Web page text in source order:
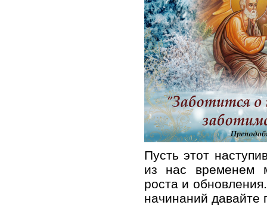
Пусть этот
из нас временем
роста и
начинаний давайте